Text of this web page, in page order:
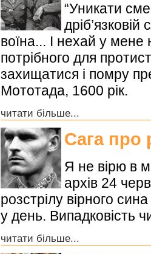
“Уникати
воїна... І нехай у мене
потрібного для
захищатися і помру
Мототада, 1600 рік.
читати більше...
Сага про
Я не вірю в
архів 24
розстрілу вірного
у день. Випадковість
читати більше...